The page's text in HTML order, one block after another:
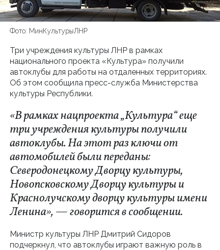
Фото: МинКультурыЛНР
Три учреждения культуры ЛНР в рамках
национального проекта «Культура» получили
автоклубы для работы на отдаленных территориях.
Об этом сообщила пресс-служба Министерства
культуры Республики.
«В рамках нацпроекта „Культура“ еще
три учреждения культуры получили
автоклубы. На этот раз ключи от
автомобилей были переданы:
Северодонецкому Дворцу культуры,
Новопсковскому Дворцу культуры и
Краснолучскому дворцу культуры имени
Ленина», — говорится в сообщении.
Министр культуры ЛНР Дмитрий Сидоров
подчеркнул, что автоклубы играют важную роль в